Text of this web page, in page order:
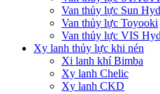
Van thủy lực Sun
Van thủy lực Toyooki
Van thủy lực VIS
Xy lanh thủy lực khi nén
Xi lanh khí Bimba
Xy lanh Chelic
Xy lanh CKD